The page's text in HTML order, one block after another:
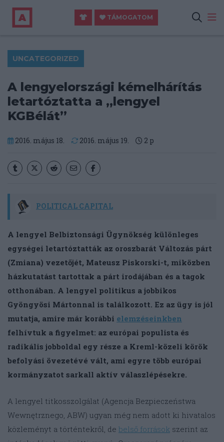
TÁMOGATOM
UNCATEGORIZED
A lengyelországi kémelhárítás
letartóztatta a „lengyel
KGBélát”
2016. május 18. 2016. május 19. 2 p
POLITICAL CAPITAL
A lengyel Belbiztonsági Ügynökség különleges
egységei letartóztatták az oroszbarát Változás párt
(Zmiana) vezetőjét, Mateusz Piskorski-t, miközben
házkutatást tartottak a párt irodájában és a tagok
otthonában. A lengyel politikus a jobbikos
Gyöngyösi Mártonnal is találkozott. Ez az ügy is jól
mutatja, amire már korábbi elemzéseinkben
felhívtuk a figyelmet: az európai populista és
radikális jobboldal egy része a Kreml-közeli körök
befolyási övezetévé vált, ami egyre több európai
kormányzatot sarkall aktív válaszlépésekre.
A lengyel titkosszolgálat (Agencja Bezpieczeństwa
Wewnętrznego, ABW) ugyan még nem adott ki hivatalos
közleményt a történtekről, de belső források szerint az